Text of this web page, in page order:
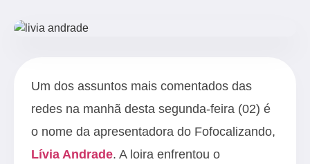
Um dos assuntos mais comentados das
redes na manhã desta segunda-feira (02) é
o nome da apresentadora do Fofocalizando,
Lívia Andrade. A loira enfrentou o